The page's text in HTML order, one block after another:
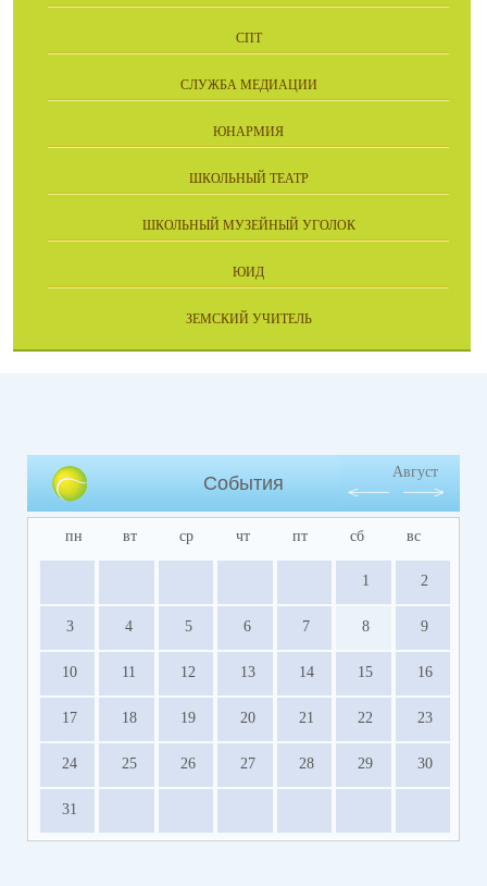
СПТ
СЛУЖБА МЕДИАЦИИ
ЮНАРМИЯ
ШКОЛЬНЫЙ ТЕАТР
ШКОЛЬНЫЙ МУЗЕЙНЫЙ УГОЛОК
ЮИД
ЗЕМСКИЙ УЧИТЕЛЬ
События
Август
пн вт ср чт пт сб вс
1 2
3 4 5 6 7 8 9
10 11 12 13 14 15 16
17 18 19 20 21 22 23
24 25 26 27 28 29 30
31